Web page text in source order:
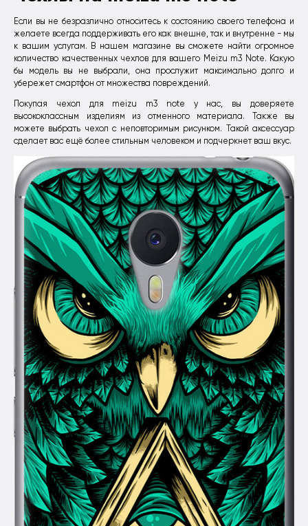
Если вы не безразлично относитесь к состоянию своего телефона и
желаете всегда поддерживать его как внешне, так и внутренне - мы
к вашим услугам. В нашем магазине вы сможете найти огромное
количество качественных чехлов для вашего Meizu m3 Note. Какую
бы модель вы не выбрали, она прослужит максимально долго и
убережет смартфон от множества повреждений.
Покупая чехол для meizu m3 note у нас, вы доверяете
высококлассным изделиям из отменного материала. Также вы
можете выбрать чехол с неповторимым рисунком. Такой аксессуар
сделает вас ещё более стильным человеком и подчеркнет ваш вкус.